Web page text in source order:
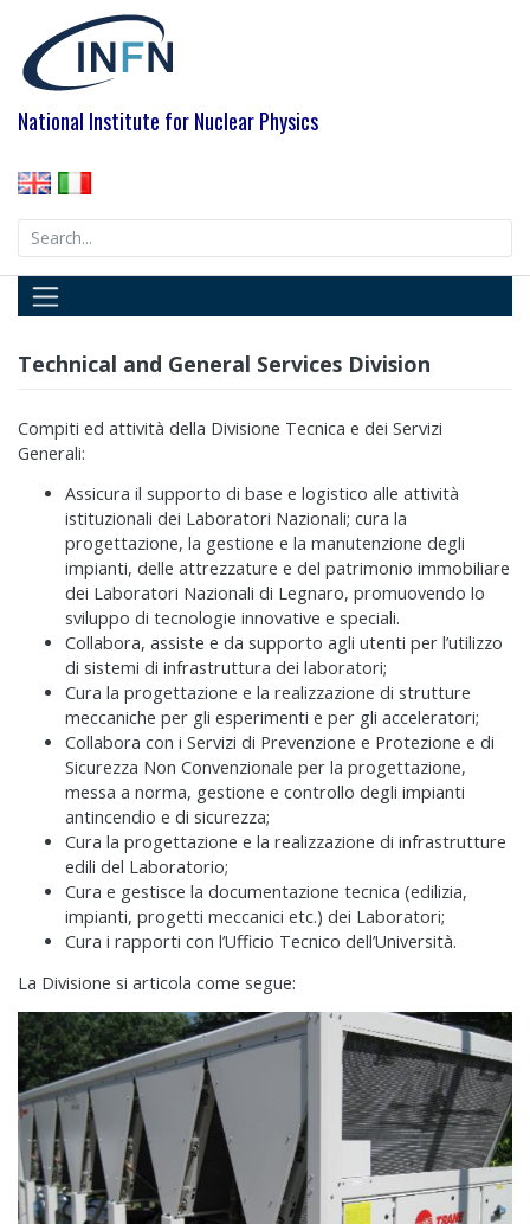
content
National Institute for Nuclear Physics
Search
Technical and General Services Division
Compiti ed attività della Divisione Tecnica e dei Servizi
Generali:
Assicura il supporto di base e logistico alle attività
istituzionali dei Laboratori Nazionali; cura la
progettazione, la gestione e la manutenzione degli
impianti, delle attrezzature e del patrimonio immobiliare
dei Laboratori Nazionali di Legnaro, promuovendo lo
sviluppo di tecnologie innovative e speciali.
Collabora, assiste e da supporto agli utenti per l’utilizzo
di sistemi di infrastruttura dei laboratori;
Cura la progettazione e la realizzazione di strutture
meccaniche per gli esperimenti e per gli acceleratori;
Collabora con i Servizi di Prevenzione e Protezione e di
Sicurezza Non Convenzionale per la progettazione,
messa a norma, gestione e controllo degli impianti
antincendio e di sicurezza;
Cura la progettazione e la realizzazione di infrastrutture
edili del Laboratorio;
Cura e gestisce la documentazione tecnica (edilizia,
impianti, progetti meccanici etc.) dei Laboratori;
Cura i rapporti con l’Ufficio Tecnico dell’Università.
La Divisione si articola come segue: